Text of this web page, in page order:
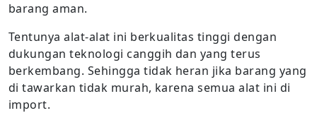
barang aman.
Tentunya alat-alat ini berkualitas tinggi dengan
dukungan teknologi canggih dan yang terus
berkembang. Sehingga tidak heran jika barang yang
di tawarkan tidak murah, karena semua alat ini di
import.